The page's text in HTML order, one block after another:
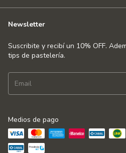
Newsletter
Suscribite y recibí un 10% OFF.
tips de pastelería.
Medios de pago